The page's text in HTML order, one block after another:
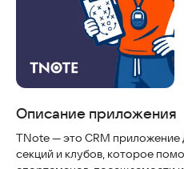
Описание приложения
TNote — это CRM приложение
секций и клубов, которое